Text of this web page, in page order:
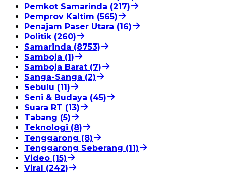
Pemkot Samarinda (217)
Pemprov Kaltim (565)
Penajam Paser Utara (16)
Politik (260)
Samarinda (8753)
Samboja (1)
Samboja Barat (7)
Sanga-Sanga (2)
Sebulu (11)
Seni & Budaya (45)
Suara RT (13)
Tabang (5)
Teknologi (8)
Tenggarong (8)
Tenggarong Seberang (11)
Video (15)
Viral (242)